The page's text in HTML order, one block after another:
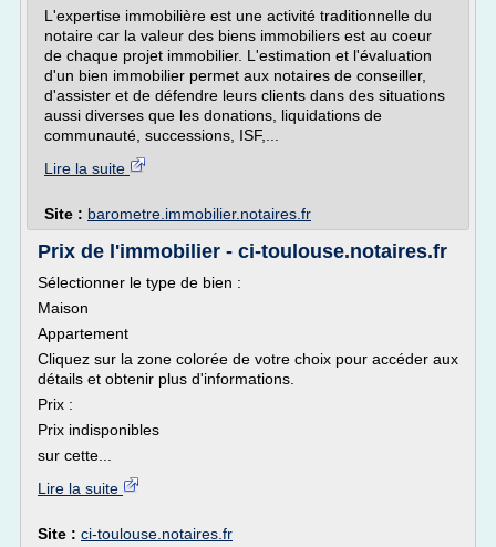
L'expertise immobilière est une activité traditionnelle du
notaire car la valeur des biens immobiliers est au coeur
de chaque projet immobilier. L'estimation et l'évaluation
d'un bien immobilier permet aux notaires de conseiller,
d'assister et de défendre leurs clients dans des situations
aussi diverses que les donations, liquidations de
communauté, successions, ISF,...
Lire la suite
Site : barometre.immobilier.notaires.fr
Prix de l'immobilier - ci-toulouse.notaires.fr
Sélectionner le type de bien :
Maison
Appartement
Cliquez sur la zone colorée de votre choix pour accéder aux
détails et obtenir plus d'informations.
Prix :
Prix indisponibles
sur cette...
Lire la suite
Site : ci-toulouse.notaires.fr